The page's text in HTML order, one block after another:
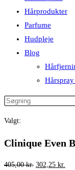
Hårprodukter
Parfume
Hudpleje
Blog
Valgt:
Clinique Even
405,00kr. Den
302,25 kr.